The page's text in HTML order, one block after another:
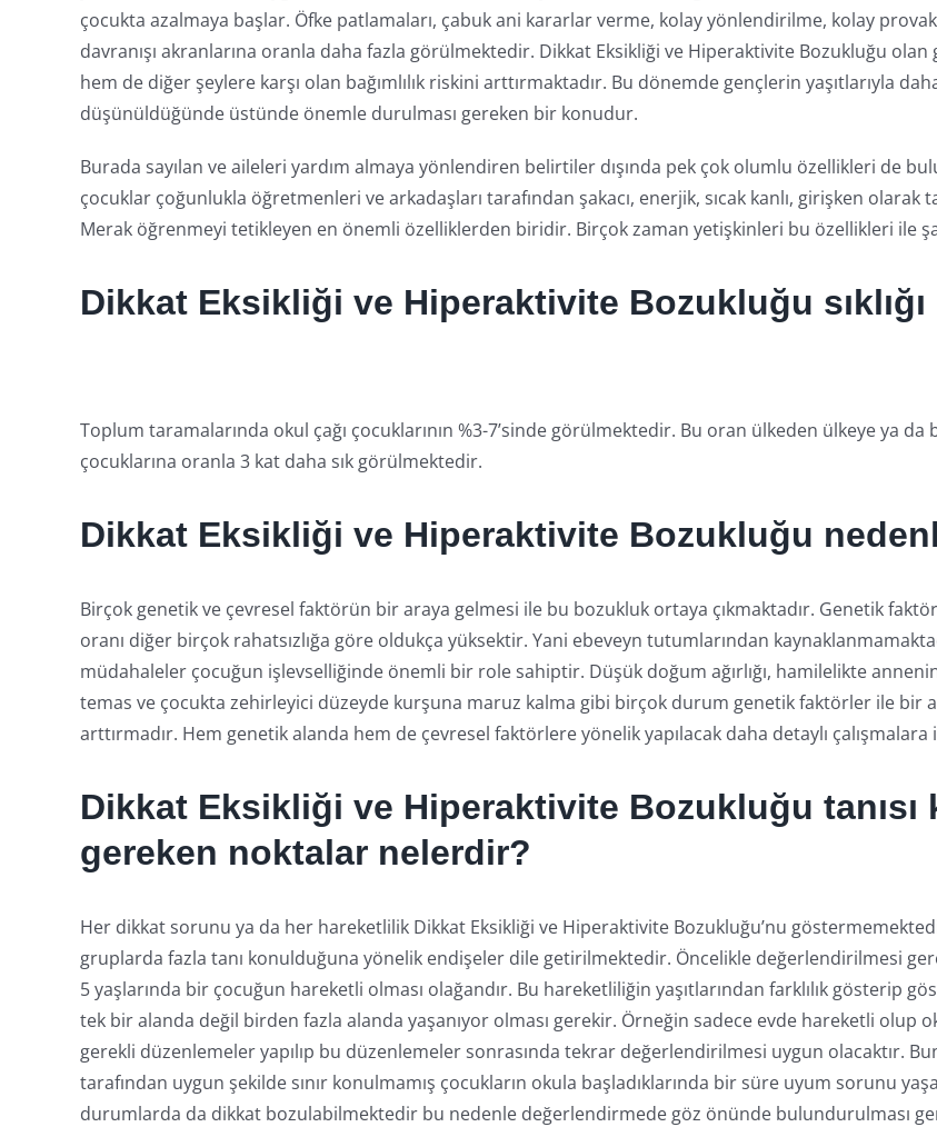
çocukta azalmaya başlar. Öfke patlamaları, çabuk ani kararlar verme, kolay yönlendirilme, kolay
davranışı akranlarına oranla daha fazla görülmektedir. Dikkat Eksikliği ve Hiperaktivite Bozukluğu olan
hem de diğer şeylere karşı olan bağımlılık riskini arttırmaktadır. Bu dönemde gençlerin yaşıtlarıyla
düşünüldüğünde üstünde önemle durulması gereken bir konudur.
Burada sayılan ve aileleri yardım almaya yönlendiren belirtiler dışında pek çok olumlu özellikleri de
çocuklar çoğunlukla öğretmenleri ve arkadaşları tarafından şakacı, enerjik, sıcak kanlı, girişken
Merak öğrenmeyi tetikleyen en önemli özelliklerden biridir. Birçok zaman yetişkinleri bu özellikleri ile
Dikkat Eksikliği ve Hiperaktivite Bozukluğu
Toplum taramalarında okul çağı çocuklarının %3-7’sinde görülmektedir. Bu oran ülkeden ülkeye ya
çocuklarına oranla 3 kat daha sık görülmektedir.
Dikkat Eksikliği ve Hiperaktivite Bozukluğu
Birçok genetik ve çevresel faktörün bir araya gelmesi ile bu bozukluk ortaya çıkmaktadır. Genetik
oranı diğer birçok rahatsızlığa göre oldukça yüksektir. Yani ebeveyn tutumlarından
müdahaleler çocuğun işlevselliğinde önemli bir role sahiptir. Düşük doğum ağırlığı, hamilelikte
temas ve çocukta zehirleyici düzeyde kurşuna maruz kalma gibi birçok durum genetik faktörler ile bir
arttırmadır. Hem genetik alanda hem de çevresel faktörlere yönelik yapılacak daha detaylı çalışmalara
Dikkat Eksikliği ve Hiperaktivite Bozukluğu
gereken noktalar nelerdir?
Her dikkat sorunu ya da her hareketlilik Dikkat Eksikliği ve Hiperaktivite Bozukluğu’nu
gruplarda fazla tanı konulduğuna yönelik endişeler dile getirilmektedir. Öncelikle değerlendirilmesi
5 yaşlarında bir çocuğun hareketli olması olağandır. Bu hareketliliğin yaşıtlarından farklılık gösterip
tek bir alanda değil birden fazla alanda yaşanıyor olması gerekir. Örneğin sadece evde hareketli
gerekli düzenlemeler yapılıp bu düzenlemeler sonrasında tekrar değerlendirilmesi uygun olacaktır.
tarafından uygun şekilde sınır konulmamış çocukların okula başladıklarında bir süre uyum sorunu
durumlarda da dikkat bozulabilmektedir bu nedenle değerlendirmede göz önünde bulundurulması